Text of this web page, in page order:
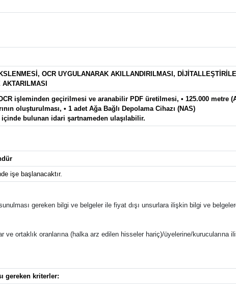
OCR UYGULANARAK AKILLANDIRILMASI,
işleminden geçirilmesi ve aranabilir PDF üretilmesi, • 125.000 metre
oluşturulması, • 1 adet Ağa Bağlı Depolama Cihazı (NAS)
içinde bulunan idari şartnameden ulaşılabilir.
işe başlanacaktır.
gereken bilgi ve belgeler ile fiyat dışı unsurlara ilişkin bilgi ve
ortaklık oranlarına (halka arz edilen hisseler hariç)/üyelerine/kurucularına
gereken kriterler: